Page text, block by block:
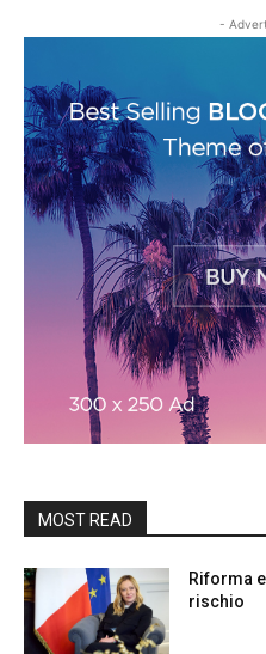
-
MOST READ
Riforma
rischio